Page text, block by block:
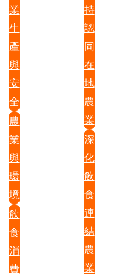
業
生
產
與
安
全
農
業
與
環
境
飲
食
消
費
持
認
同
在
地
農
業
深
化
飲
食
連
結
農
業